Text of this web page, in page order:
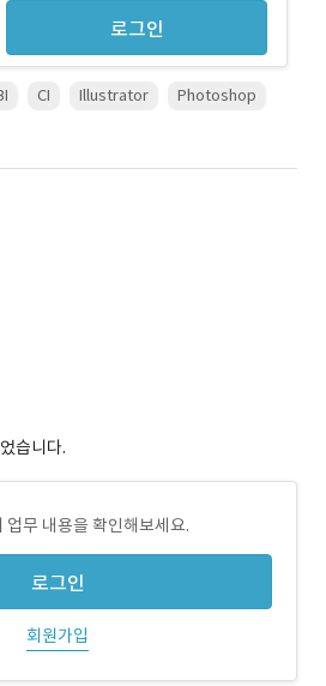
로그인
CI Illustrator Photoshop
습니다.
업무 내용을 확인해보세요.
로그인
회원가입